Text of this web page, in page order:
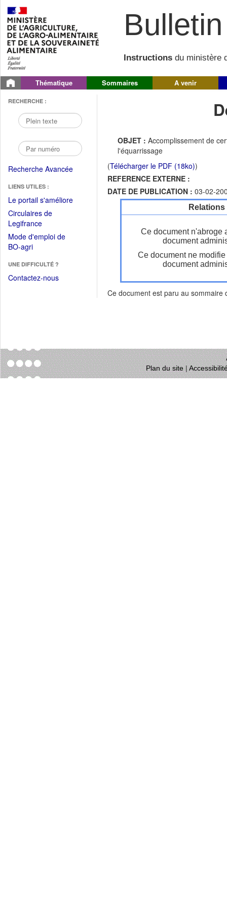
Instructions du ministère
Thématique Sommaires A venir
RECHERCHE :
Recherche Avancée
LIENS UTILES :
Le portail s'améliore(Fichier
Circulaires de
Legifrance(Ouvrir
dans
une
fenêtre)
Mode d'emploi de
BO-agri(Ouvrir
une
nouvelle
UNE DIFFICULTÉ ?
Contactez-nous
OBJET : Accomplissement de
l'équarrissage
(Télécharger le PDF (18ko))
REFERENCE EXTERNE :
DATE DE PUBLICATION : 03-02-
Ce document n'abroge
document
Ce document ne
document
Ce document est paru au sommaire
Plan du site|